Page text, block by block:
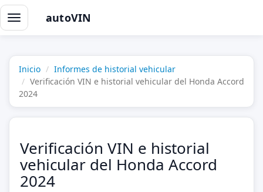
Alternar
navegación
autoVIN
Inicio
Informes de historial vehicular
Verificación VIN e historial vehicular del Honda Accord
2024
Verificación VIN e historial
vehicular del Honda Accord
2024